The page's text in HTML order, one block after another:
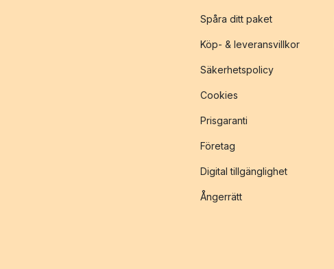
Spåra ditt paket
Köp- & leveransvillkor
Säkerhetspolicy
Cookies
Prisgaranti
Företag
Digital tillgänglighet
Ångerrätt